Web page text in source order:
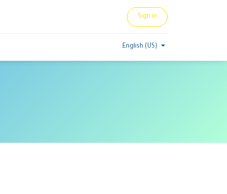
Sign in
English (US)